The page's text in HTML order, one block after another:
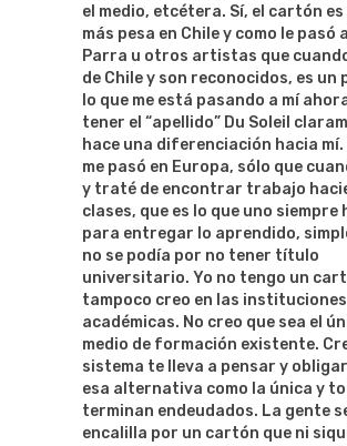
el medio, etcétera. Sí, el cartón es
más pesa en Chile y como le pasó
Parra u otros artistas que
de Chile y son reconocidos, es un
lo que me está pasando a mí
tener el “apellido” Du Soleil
hace una diferenciación hacia mí.
me pasó en Europa, sólo que
y traté de encontrar trabajo
clases, que es lo que uno siempre
para entregar lo aprendido,
no se podía por no tener título
universitario. Yo no tengo un
tampoco creo en las instituciones
académicas. No creo que sea el
medio de formación existente.
sistema te lleva a pensar y
esa alternativa como la única y
terminan endeudados. La gente
encalilla por un cartón que ni